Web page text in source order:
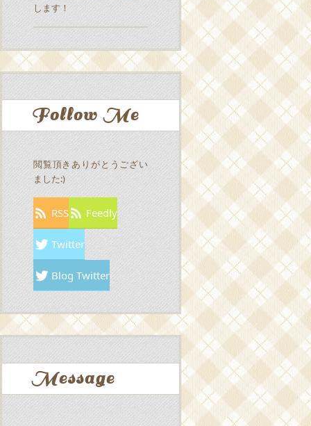
します！
Follow Me
閲覧頂きありがとうござい
ました:)
RSS Feedly
Twitter
Blog Twitter
Message